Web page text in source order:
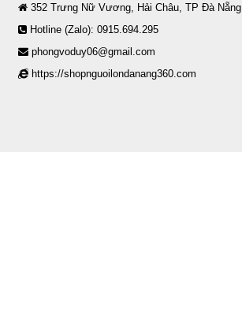
352 Trưng Nữ Vương, Hải Châu, TP Đà Nẵng
Hotline (Zalo): 0915.694.295
phongvoduy06@gmail.com
https://shopnguoilondanang360.com